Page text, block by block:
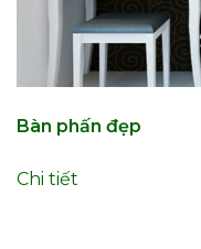
Bàn phấn đẹp
Chi tiết